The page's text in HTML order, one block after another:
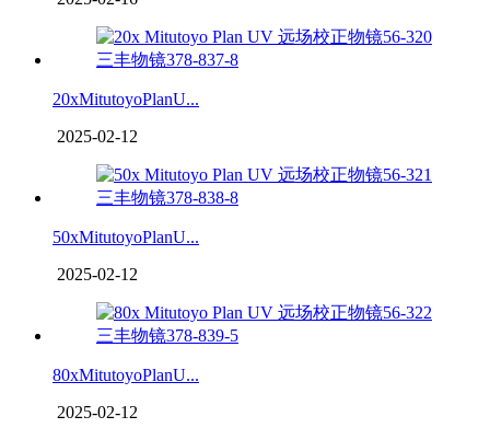
20xMitutoyoPlanU...
2025-02-12
50xMitutoyoPlanU...
2025-02-12
80xMitutoyoPlanU...
2025-02-12